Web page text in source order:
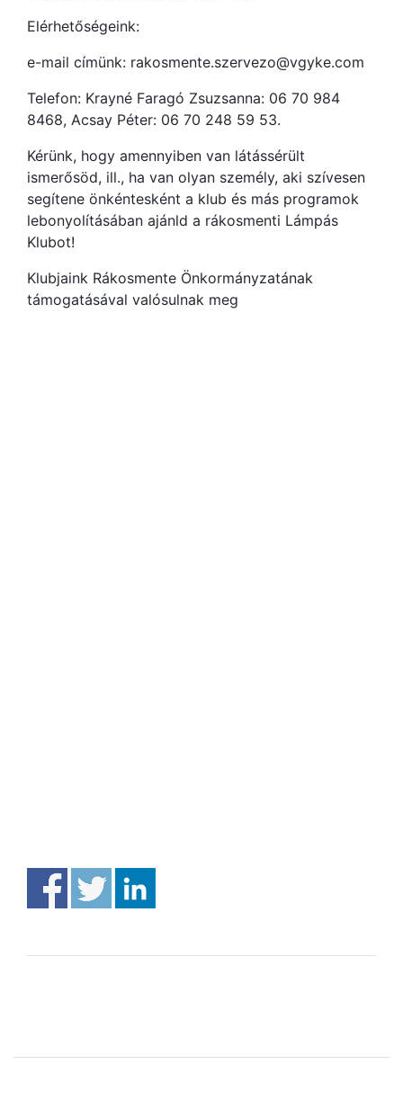
Elérhetőségeink:
e-mail címünk: rakosmente.szervezo@vgyke.com
Telefon: Krayné Faragó Zsuzsanna: 06 70 984
8468, Acsay Péter: 06 70 248 59 53.
Kérünk, hogy amennyiben van látássérült
ismerősöd, ill., ha van olyan személy, aki szívesen
segítene önkéntesként a klub és más programok
lebonyolításában ajánld a rákosmenti Lámpás
Klubot!
Klubjaink Rákosmente Önkormányzatának
támogatásával valósulnak meg